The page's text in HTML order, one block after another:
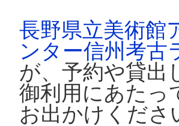
長野県立美術館
ンター信州考古
が、予約や貸出
御利用にあたっ
お出かけくださ